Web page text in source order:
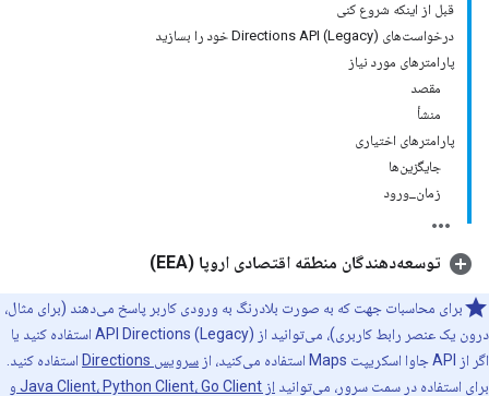
قبل از اینکه شروع کنی
درخواست‌های Directions API (Legacy) خود را بسازید
پارامترهای مورد نیاز
مقصد
منشأ
پارامترهای اختیاری
جایگزین‌ها
زمان_ورود
توسعه‌دهندگان منطقه اقتصادی اروپا (EEA)
برای محاسبات جهت که به صورت بلادرنگ به ورودی کاربر پاسخ می‌دهند (برای مثال،
درون یک عنصر رابط کاربری)، می‌توانید از API Directions (Legacy) استفاده کنید یا
اگر از API جاوا اسکریپت Maps استفاده می‌کنید، از
سرویس Directions
استفاده کنید.
برای استفاده در سمت سرور، می‌توانید
از Java Client، Python Client، Go Client و